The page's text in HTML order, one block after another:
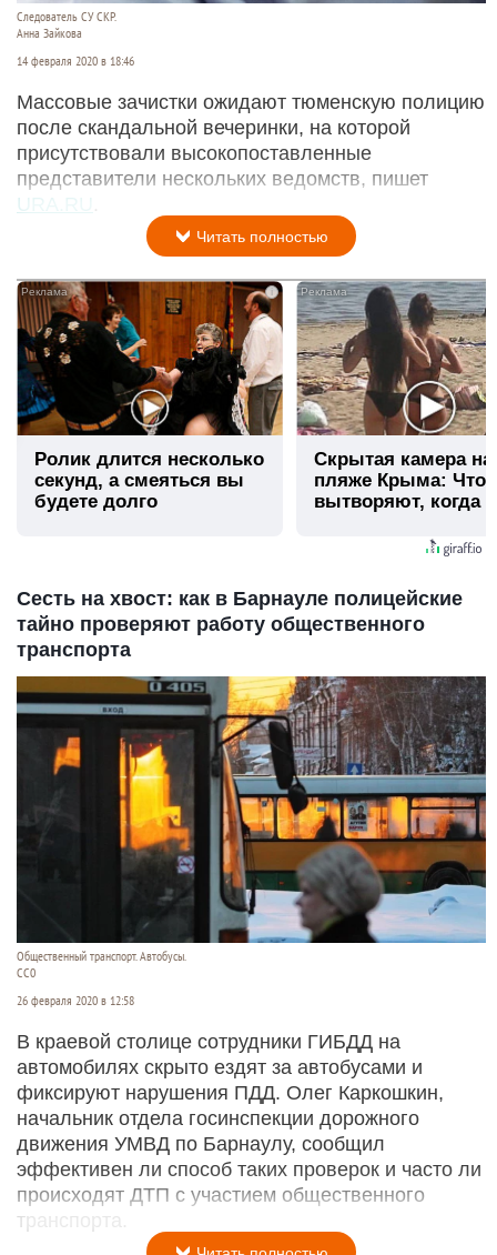
Следователь СУ СКР.
Анна Зайкова
14 февраля 2020 в 18:46
Массовые зачистки ожидают тюменскую полицию
после скандальной вечеринки, на которой
присутствовали высокопоставленные
представители нескольких ведомств, пишет
URA.RU
Читать полностью
Ролик длится несколько
секунд, а смеяться вы
будете долго
Скрытая камера на
пляже Крыма: Что
вытворяют, когда
Сесть на хвост: как в Барнауле полицейские
тайно проверяют работу общественного
транспорта
Общественный транспорт. Автобусы.
СС0
26 февраля 2020 в 12:58
В краевой столице сотрудники ГИБДД на
автомобилях скрыто ездят за автобусами и
фиксируют нарушения ПДД. Олег Каркошкин,
начальник отдела госинспекции дорожного
движения УМВД по Барнаулу, сообщил
эффективен ли способ таких проверок и часто ли
происходят ДТП с участием общественного
транспорта.